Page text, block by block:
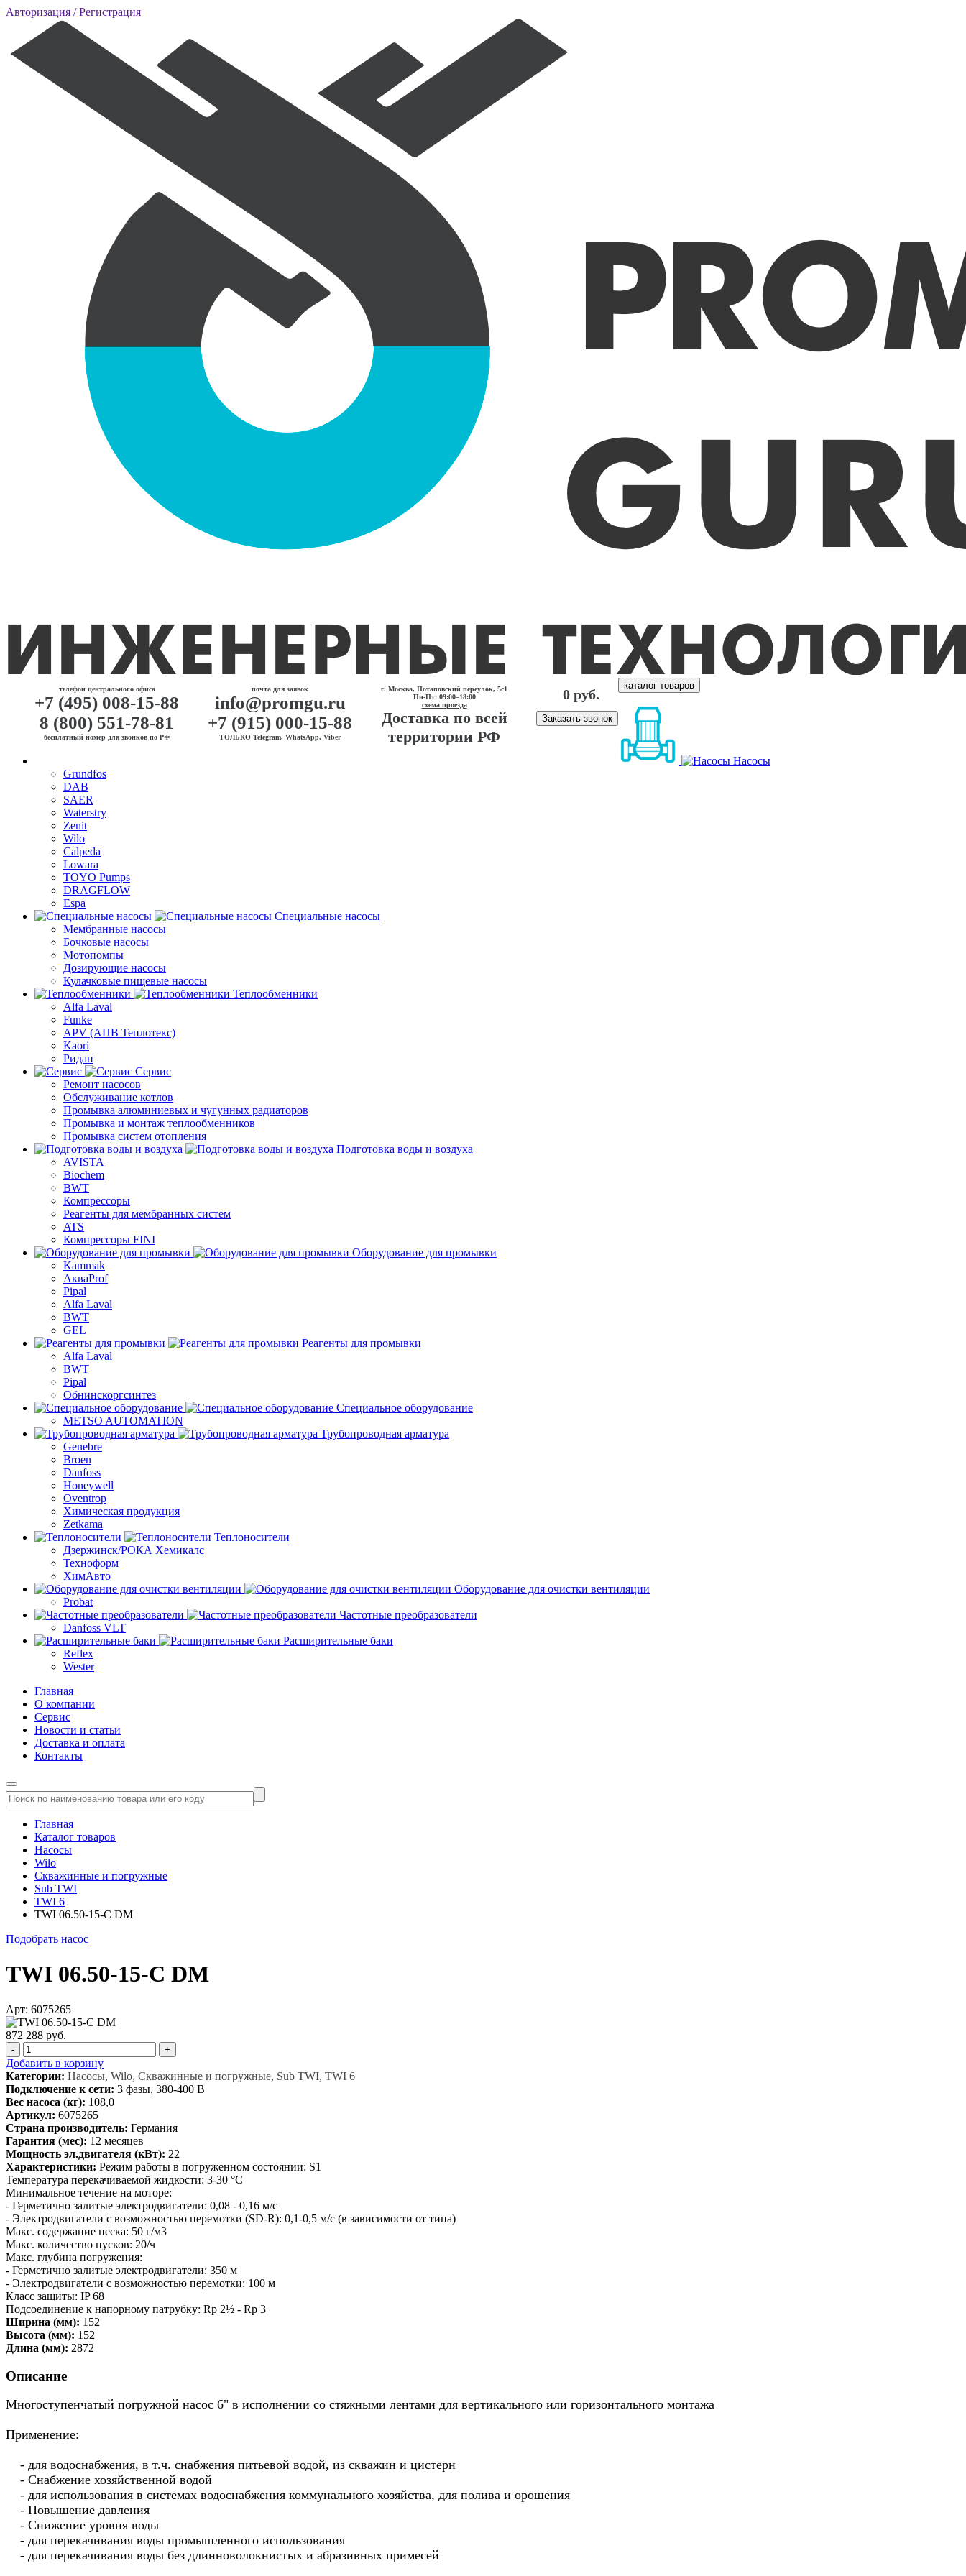
Авторизация / Регистрация
телефон центрального офиса
+7 (495) 008-15-88
8 (800) 551-78-81
бесплатный номер для звонков по РФ
почта для заявок
info@promgu.ru
+7 (915) 000-15-88
ТОЛЬКО Telegram, WhatsApp, Viber
г. Москва, Потаповский переулок, 5с1
Пн-Пт: 09:00–18:00
схема проезда
Доставка по всей
территории РФ
0 руб.
Заказать звонок
каталог товаров
Насосы
Grundfos
DAB
SAER
Waterstry
Zenit
Wilo
Calpeda
Lowara
TOYO Pumps
DRAGFLOW
Espa
Специальные насосы
Мембранные насосы
Бочковые насосы
Мотопомпы
Дозирующие насосы
Кулачковые пищевые насосы
Теплообменники
Alfa Laval
Funke
APV (АПВ Теплотекс)
Kaori
Ридан
Сервис
Ремонт насосов
Обслуживание котлов
Промывка алюминиевых и чугунных радиаторов
Промывка и монтаж теплообменников
Промывка систем отопления
Подготовка воды и воздуха
AVISTA
Biochem
BWT
Компрессоры
Реагенты для мембранных систем
ATS
Компрессоры FINI
Оборудование для промывки
Kammak
АкваProf
Pipal
Alfa Laval
BWT
GEL
Реагенты для промывки
Alfa Laval
BWT
Pipal
Обнинскоргсинтез
Специальное оборудование
METSO AUTOMATION
Трубопроводная арматура
Genebre
Broen
Danfoss
Honeywell
Oventrop
Химическая продукция
Zetkama
Теплоносители
Дзержинск/РОКА Хемикалс
Техноформ
ХимАвто
Оборудование для очистки вентиляции
Probat
Частотные преобразователи
Danfoss VLT
Расширительные баки
Reflex
Wester
Главная
О компании
Сервис
Новости и статьи
Доставка и оплата
Контакты
Главная
Каталог товаров
Насосы
Wilo
Скважинные и погружные
Sub TWI
TWI 6
TWI 06.50-15-C DM
Подобрать насос
TWI 06.50-15-C DM
Арт: 6075265
872 288 руб.
- +
Добавить в корзину
Категории: Насосы, Wilo, Скважинные и погружные, Sub TWI, TWI 6
Подключение к сети: 3 фазы, 380-400 В
Вес насоса (кг): 108,0
Артикул: 6075265
Страна производитель: Германия
Гарантия (мес): 12 месяцев
Мощность эл.двигателя (кВт): 22
Характеристики: Режим работы в погруженном состоянии: S1
Температура перекачиваемой жидкости: 3-30 °C
Минимальное течение на моторе:
- Герметично залитые электродвигатели: 0,08 - 0,16 м/с
- Электродвигатели с возможностью перемотки (SD-R): 0,1‐0,5 м/с (в зависимости от типа)
Макс. содержание песка: 50 г/м3
Макс. количество пусков: 20/ч
Макс. глубина погружения:
- Герметично залитые электродвигатели: 350 м
- Электродвигатели с возможностью перемотки: 100 м
Класс защиты: IP 68
Подсоединение к напорному патрубку: Rp 2½ ‐ Rp 3
Ширина (мм): 152
Высота (мм): 152
Длина (мм): 2872
Описание
Многоступенчатый погружной насос 6" в исполнении со стяжными лентами для вертикального или горизонтального монтажа
Применение:
- для водоснабжения, в т.ч. снабжения питьевой водой, из скважин и цистерн
- Снабжение хозяйственной водой
- для использования в системах водоснабжения коммунального хозяйства, для полива и орошения
- Повышение давления
- Снижение уровня воды
- для перекачивания воды промышленного использования
- для перекачивания воды без длинноволокнистых и абразивных примесей